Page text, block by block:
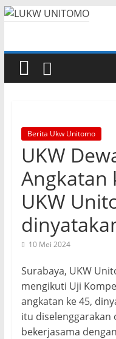
Berita Ukw Unitomo
UKW
Angkatan
UKW
10 Mei 2024
Surabaya, UKW
mengikuti Uji
angkatan ke 45,
itu diselenggarakan
bekerjasama